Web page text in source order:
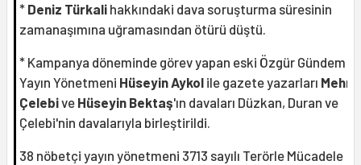
* Deniz Türkali hakkındaki dava soruşturma süresinin
zamanaşımına uğramasından ötürü düştü.
* Kampanya döneminde görev yapan eski Özgür Gündem
Yayın Yönetmeni Hüseyin Aykol ile gazete yazarları
Çelebive Hüseyin Bektaş'ın davaları Düzkan, Duran ve
Çelebi'nin davalarıyla birleştirildi.
38 nöbetçi yayın yönetmeni 3713 sayılı Terörle Mücadele